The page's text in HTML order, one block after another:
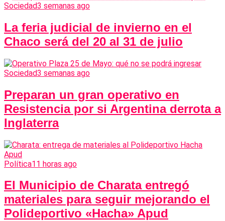
Sociedad3 semanas ago
La feria judicial de invierno en el
Chaco será del 20 al 31 de julio
Sociedad3 semanas ago
Preparan un gran operativo en
Resistencia por si Argentina derrota a
Inglaterra
Política11 horas ago
El Municipio de Charata entregó
materiales para seguir mejorando el
Polideportivo «Hacha» Apud